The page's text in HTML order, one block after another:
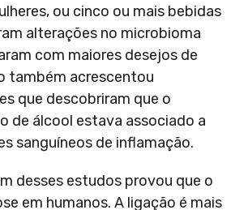
ou cinco ou mais bebidas
alterações no microbioma
com maiores desejos de
também acrescentou
que descobriram que o
de álcool estava associado a
sanguíneos de inflamação.
desses estudos provou que o
em humanos. A ligação é mais